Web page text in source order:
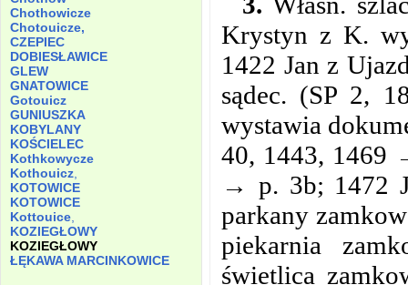
Chothowicze
Chotouicze,
CZEPIEC
DOBIESŁAWICE
GLEW
GNATOWICE
Gotouicz
GUNIUSZKA
KOBYLANY
KOŚCIELEC
Kothkowycze
Kothouicz
KOTOWICE
KOTOWICE
Kottouice
KOZIEGŁOWY
KOZIEGŁOWY
ŁĘKAWA MARCINKOWICE
Krystyn z K.
1422 Jan z
sądec. (SP 2,
wystawia
40, 1443, 1469
→ p. 3b; 1472
parkany
piekarnia
świetlica